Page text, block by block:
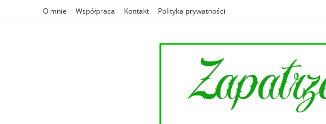
O mnie Współpraca Kontakt Polityka prywatności